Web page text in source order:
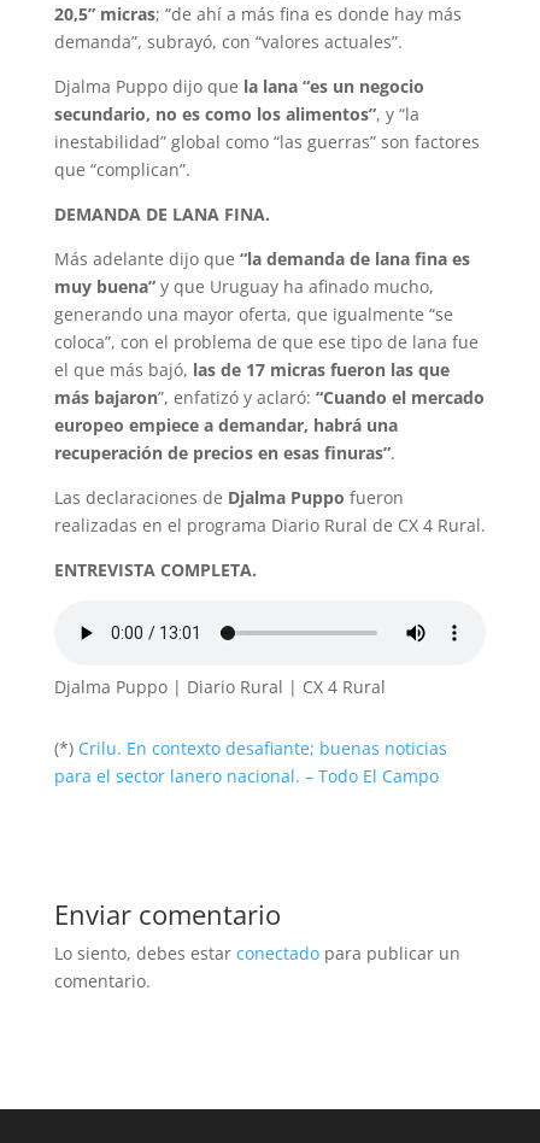
20,5” micras; “de ahí a más fina es donde hay más
demanda”, subrayó, con “valores actuales”.
Djalma Puppo dijo que la lana “es un negocio
secundario, no es como los alimentos”, y “la
inestabilidad” global como “las guerras” son factores
que “complican”.
DEMANDA DE LANA FINA.
Más adelante dijo que “la demanda de lana fina es
muy buena”y que Uruguay ha afinado mucho,
generando una mayor oferta, que igualmente “se
coloca”, con el problema de que ese tipo de lana fue
el que más bajó, las de 17 micras fueron las que
más bajaron”, enfatizó y aclaró: “Cuando el mercado
europeo empiece a demandar, habrá una
recuperación de precios en esas finuras”.
Las declaraciones de Djalma Puppo fueron
realizadas en el programa Diario Rural de CX 4 Rural.
ENTREVISTA COMPLETA.
Djalma Puppo | Diario Rural | CX 4 Rural
(*) Crilu. En contexto desafiante; buenas noticias
para el sector lanero nacional. – Todo El Campo
Enviar comentario
Lo siento, debes estar conectadopara publicar un
comentario.